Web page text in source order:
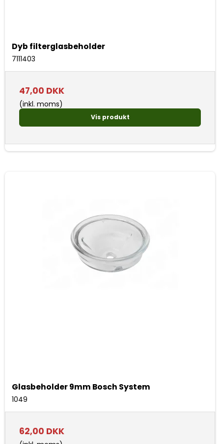
Dyb filterglasbeholder
7111403
47,00 DKK
(inkl. moms)
Vis produkt
Glasbeholder 9mm Bosch System
1049
62,00 DKK